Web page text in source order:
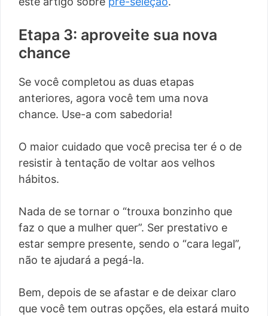
Etapa 3: aproveite sua nova
chance
Se você completou as duas etapas
anteriores, agora você tem uma nova
chance. Use-a com sabedoria!
O maior cuidado que você precisa ter é o de
resistir à tentação de voltar aos velhos
hábitos.
Nada de se tornar o “trouxa bonzinho que
faz o que a mulher quer”. Ser prestativo e
estar sempre presente, sendo o “cara legal”,
não te ajudará a pegá-la.
Bem, depois de se afastar e de deixar claro
que você tem outras opções, ela estará muito